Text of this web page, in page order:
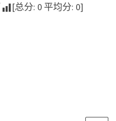
[总分: 0 平均分: 0]